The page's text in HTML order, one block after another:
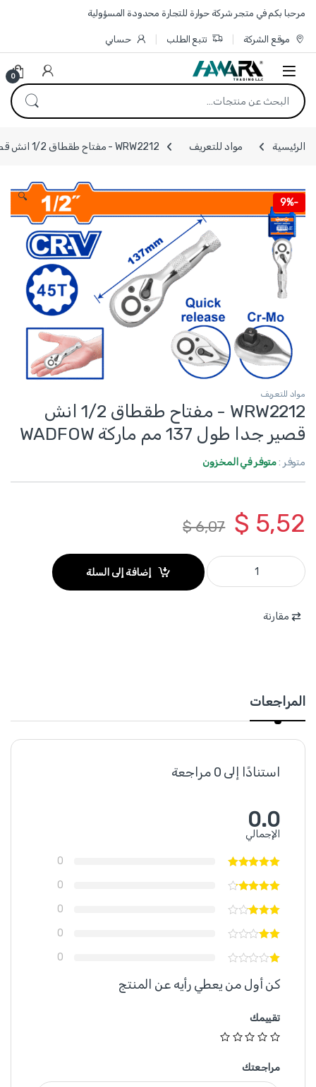
Skip to navigation
Skip to content
مرحبا بكم في متجر شركة حوارة للتجارة محدودة المسؤولية
موقع الشركة تتبع الطلب حسابي
0
البحث عن:
الرئيسية مواد للتعريف WRW2212 - مفتاح طقطاق 1/2 انش قصير جدا طول 137 مم ماركة WADFOW
-
9%
🔍
مواد للتعريف
WRW2212 - مفتاح طقطاق 1/2 انش
قصير جدا طول 137 مم ماركة WADFOW
متوفر :متوفر في المخزون
$ 5,52
$6,07
WRW2212 - مفتاح طقطاق 1/2 انش قصير جدا طول 137 مم ماركة WADFOW quantity
إضافة إلى السلة
مقارنة
المراجعات
استنادًا إلى 0 مراجعة
0.0
الإجمالي
0
0
0
0
0
كن أول من يعطي رأيه عن المنتج
تقييمك
مراجعتك